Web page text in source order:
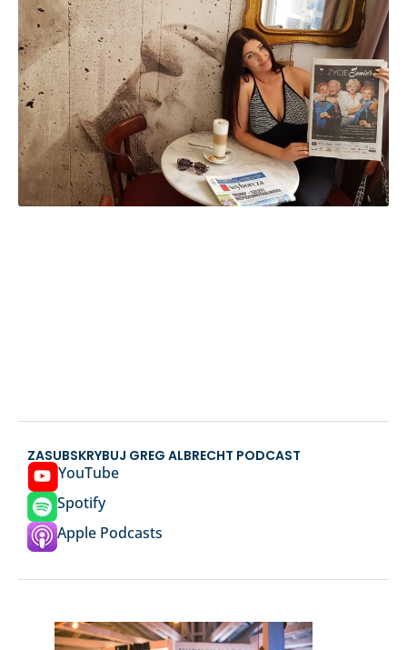
ZASUBSKRYBUJ GREG ALBRECHT PODCAST
YouTube
Spotify
Apple Podcasts